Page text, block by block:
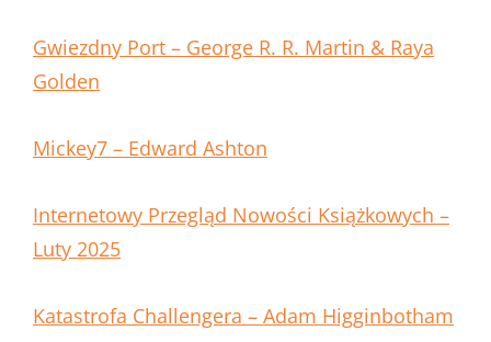
Gwiezdny Port – George R. R. Martin & Raya
Golden
Mickey7 – Edward Ashton
Internetowy Przegląd Nowości Książkowych –
Luty 2025
Katastrofa Challengera – Adam Higginbotham